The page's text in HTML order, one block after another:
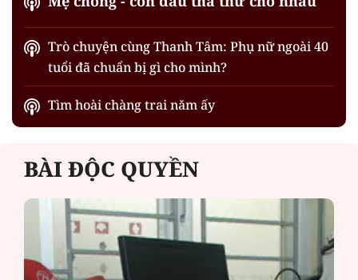
Trò chuyện cùng Thanh Tâm: Phụ nữ ngoài 40
tuổi đã chuẩn bị gì cho mình?
Tìm hoài chàng trai năm ấy
BÀI ĐỘC QUYỀN